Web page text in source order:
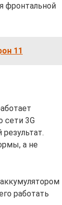
фронтальной
11
сети 3G
а не
работать